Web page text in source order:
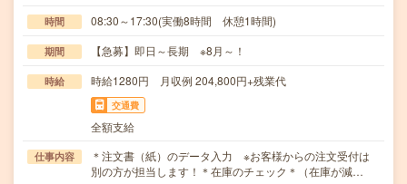
時間 08:30～17:30(実働8時間 休憩1時間)
期間 【急募】即日～長期 ※8月～！
時給 時給1280円 月収例 204,800円+残業代
交通費
全額支給
仕事内容
＊注文書（紙）のデータ入力 ※お客様からの注文受付は
別の方が担当します！＊在庫のチェック＊（在庫が減…